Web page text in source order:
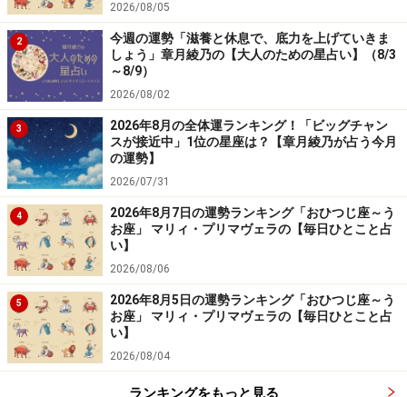
社交辞令も多そう。話が進んだら、検討するくらいでち
ょうどいいはず。
オフは、ボディケアをしっかりと。ムダ毛、カカトのお
手入れなど、見られる季節対策を。
愛は、尽くして。
＞12星座別に見る！ あなたの生まれ持った金運
ふたご座／双子座（5月21日～6月21日生ま
れ）
パワフル＆スピーディー。
熱量高く！
2026/08/05
2
今週の運勢「滋養と休息で、底力を上げていきま
しょう」章月綾乃の【大人のための星占い】（8/3
～8/9）
2026/08/02
3
2026年8月の全体運ランキング！「ビッグチャン
スが接近中」1位の星座は？【章月綾乃が占う今月
の運勢】
2026/07/31
4
2026年8月7日の運勢ランキング「おひつじ座～う
お座」 マリィ・プリマヴェラの【毎日ひとこと占
い】
2026/08/06
5
2026年8月5日の運勢ランキング「おひつじ座～う
お座」 マリィ・プリマヴェラの【毎日ひとこと占
い】
2026/08/04
ランキングをもっと見る